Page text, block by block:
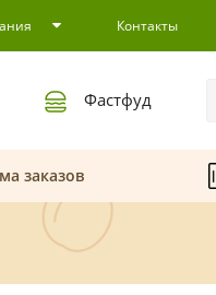
Контакты
Фастфуд
заказов